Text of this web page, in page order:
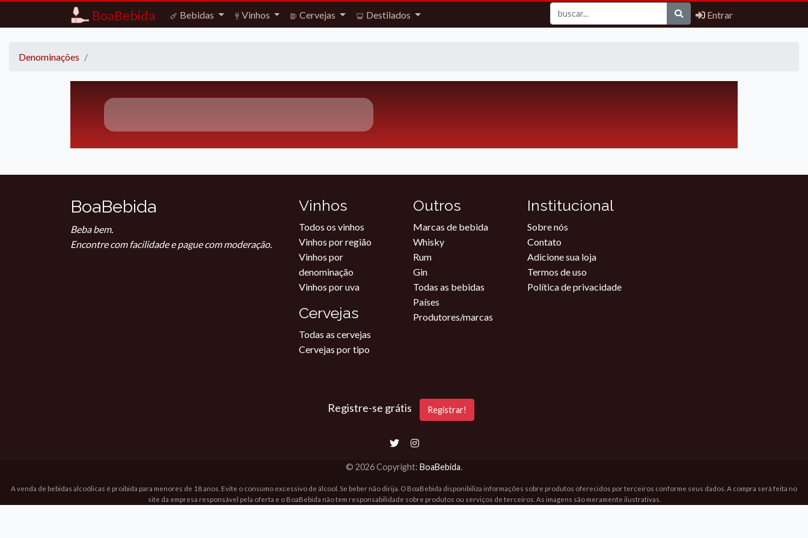
BoaBebida Bebidas Vinhos Cervejas Destilados Entrar
Denominações
BoaBebida
Beba bem.
Encontre com facilidade e pague com moderação.
Vinhos
Todos os vinhos
Vinhos por região
Vinhos por
denominação
Vinhos por uva
Cervejas
Todas as cervejas
Cervejas por tipo
Outros
Marcas de bebida
Whisky
Rum
Gin
Todas as bebidas
Países
Produtores/marcas
Institucional
Sobre nós
Contato
Adicione sua loja
Termos de uso
Política de privacidade
Registre-se grátis Registrar!
© 2026 Copyright: BoaBebida.
A venda de bebidas alcoólicas é proibida para menores de 18 anos. Evite o consumo excessivo de álcool. Se beber não dirija. O BoaBebida disponibiliza informações sobre produtos oferecidos por terceiros conforme seus dados. A compra será feita no
site da empresa responsável pela oferta e o BoaBebida não tem responsabilidade sobre produtos ou serviços de terceiros. As imagens são meramente ilustrativas.